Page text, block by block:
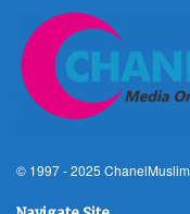
© 1997 - 2025 ChanelMuslim